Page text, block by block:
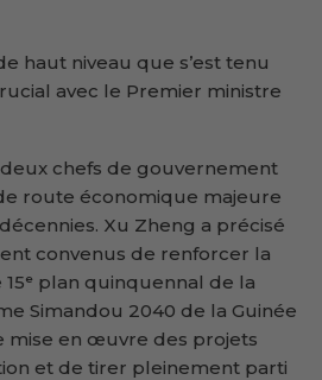
haut niveau que s’est tenu
avec le Premier ministre
chefs de gouvernement
route économique majeure
Xu Zheng a précisé
convenus de renforcer la
plan quinquennal de la
Simandou 2040 de la Guinée
mise en œuvre des projets
et de tirer pleinement parti